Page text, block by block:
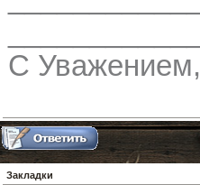
С Уважением,
Закладки